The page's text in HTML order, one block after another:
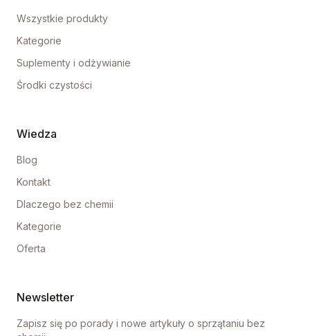
Wszystkie produkty
Kategorie
Suplementy i odżywianie
Środki czystości
Wiedza
Blog
Kontakt
Dlaczego bez chemii
Kategorie
Oferta
Newsletter
Zapisz się po porady i nowe artykuły o sprzątaniu bez